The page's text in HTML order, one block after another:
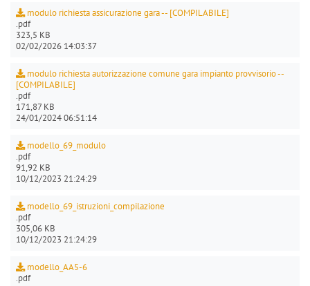
modulo richiesta assicurazione gara -- [COMPILABILE]
.pdf
323,5 KB
02/02/2026 14:03:37
modulo richiesta autorizzazione comune gara impianto provvisorio --
[COMPILABILE]
.pdf
171,87 KB
24/01/2024 06:51:14
modello_69_modulo
.pdf
91,92 KB
10/12/2023 21:24:29
modello_69_istruzioni_compilazione
.pdf
305,06 KB
10/12/2023 21:24:29
modello_AA5-6
.pdf